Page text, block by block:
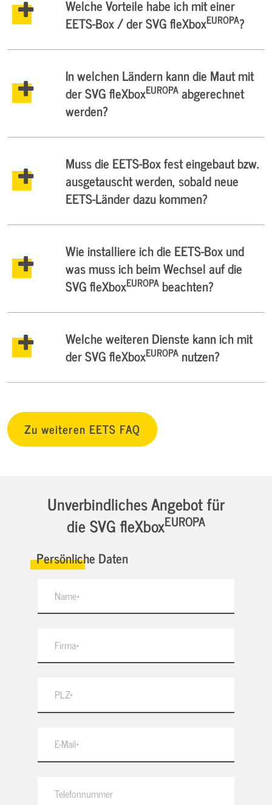
Welche Vorteile habe ich mit einer
EETS-Box / der SVG fleXboxEUROPA?
In welchen Ländern kann die Maut mit
der SVG fleXboxEUROPAabgerechnet
werden?
Muss die EETS-Box fest eingebaut bzw.
ausgetauscht werden, sobald neue
EETS-Länder dazu kommen?
Wie installiere ich die EETS-Box und
was muss ich beim Wechsel auf die
SVG fleXboxEUROPAbeachten?
Welche weiteren Dienste kann ich mit
der SVG fleXboxEUROPA nutzen?
Zu weiteren EETS FAQ
Unverbindliches Angebot für
die SVG fleXboxEUROPA
Persönliche Daten